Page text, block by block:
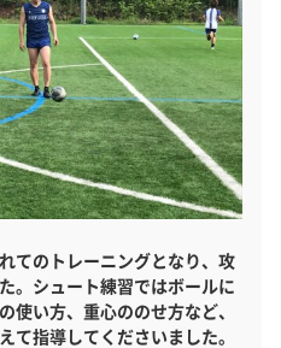
てのトレーニングとなり、攻
。シュート練習ではボールに
使い方、重心ののせ方など、
て指導してくださいました。